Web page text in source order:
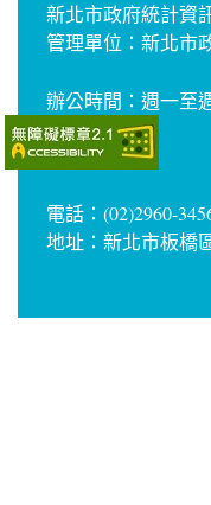
新北市政府統計資
管理單位：新北市
辦公時間：週一至
電話：(02)2960-
地址：新北市板橋